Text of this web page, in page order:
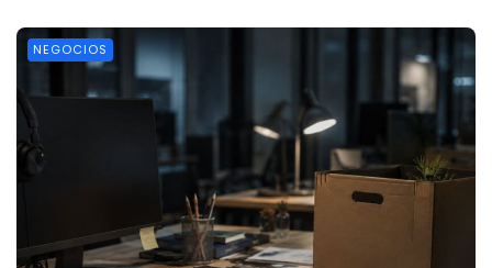
NEGOCIOS